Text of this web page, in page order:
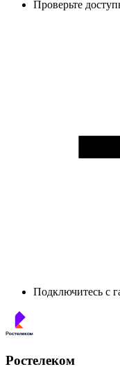
Проверьте
Подключитесь с
Ростелеком